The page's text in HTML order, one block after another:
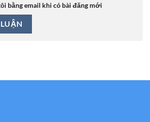
bằng email khi có bài đăng mới